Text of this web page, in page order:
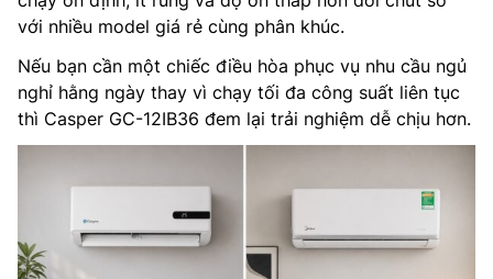
với nhiều model giá rẻ cùng phân khúc.
Nếu bạn cần một chiếc điều hòa phục vụ nhu cầu ngủ
nghỉ hằng ngày thay vì chạy tối đa công suất liên tục
thì Casper GC-12IB36 đem lại trải nghiệm dễ chịu hơn.